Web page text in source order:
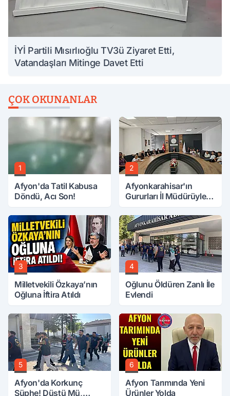
İYİ Partili Mısırlıoğlu TV3ü Ziyaret Etti,
Vatandaşları Mitinge Davet Etti
ÇOK OKUNANLAR
1
Afyon'da Tatil Kabusa
Döndü, Acı Son!
2
Afyonkarahisar'ın
Gururları İl Müdürüyle
3
Milletvekili Özkaya’nın
Oğluna İftira Atıldı
4
Oğlunu Öldüren Zanlı İle
Evlendi
5
Afyon'da Korkunç
Şüphe! Düştü Mü,
6
Afyon Tarımında Yeni
Ürünler Yolda